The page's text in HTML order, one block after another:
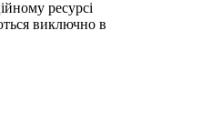
ресурсі
виключно в